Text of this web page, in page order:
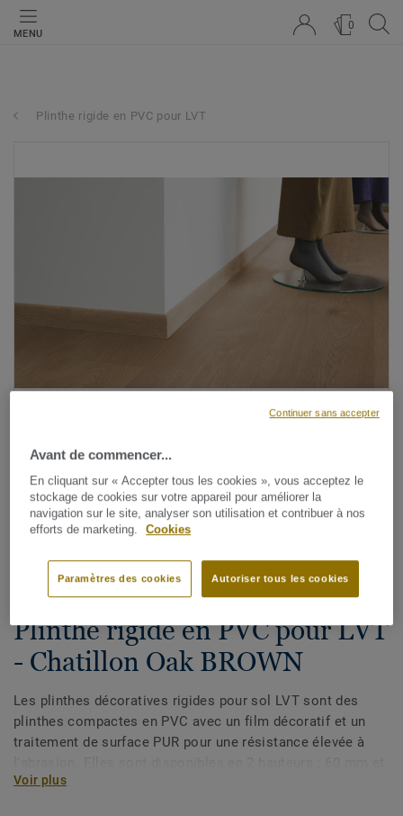
MENU
0
Plinthe rigide en PVC pour LVT
Voir tous les décors (175)
Plinthes, angles & profilés
Plinthe rigide en PVC pour LVT
- Chatillon Oak BROWN
Les plinthes décoratives rigides pour sol LVT sont des
plinthes compactes en PVC avec un film décoratif et un
traitement de surface PUR pour une résistance élevée à
80 mm (gamme Ultimate) et ont des couleurs coordonnées
Voir plus
Avant de commencer...
En cliquant sur « Accepter tous les cookies », vous acceptez le
stockage de cookies sur votre appareil pour améliorer la
navigation sur le site, analyser son utilisation et contribuer à nos
efforts de marketing.
Cookies
Autoriser tous les cookies
Paramètres des cookies
Continuer sans accepter